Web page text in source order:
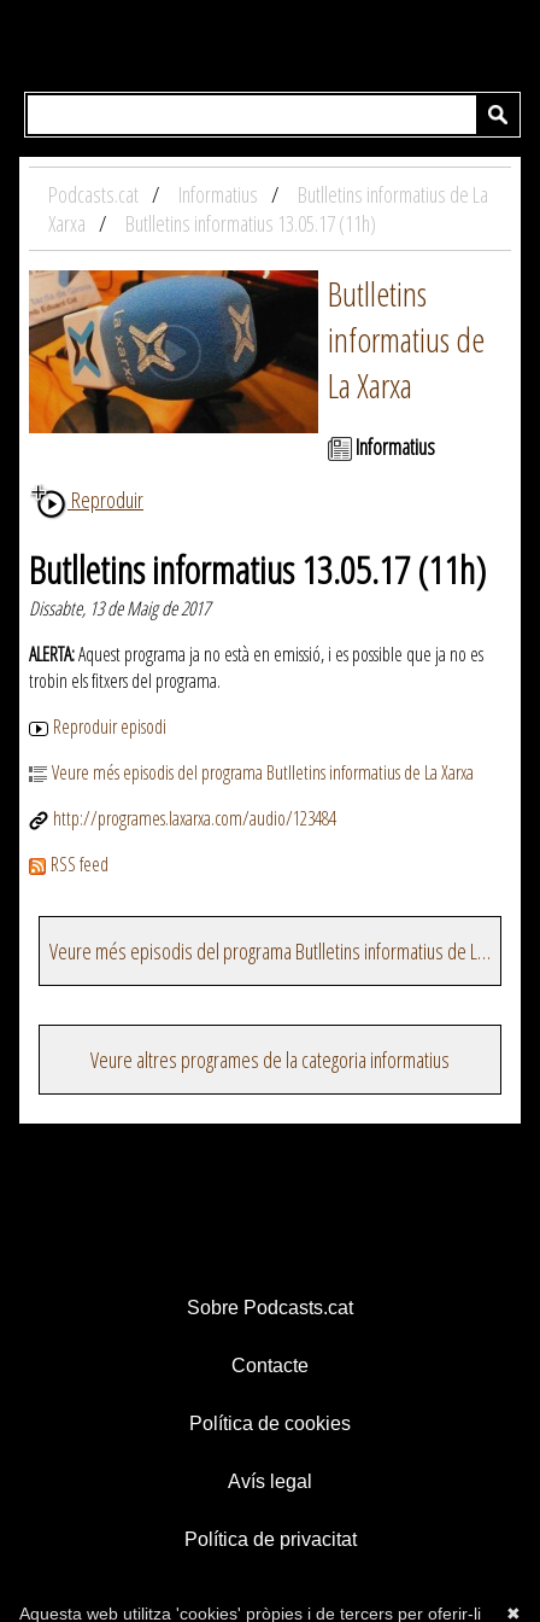
Podcasts.cat Informatius
Butlletins informatius de La
Xarxa
Butlletins informatius 13.05.17 (11h)
Butlletins
informatius de
La Xarxa
Informatius
Reproduir
Butlletins informatius 13.05.17 (11h)
Dissabte, 13 de Maig de 2017
ALERTA:Aquest programa ja no està en emissió, i es possible que ja no es
trobin els fitxers del programa.
Reproduir episodi
Veure més episodis del programa Butlletins informatius de La Xarxa
http://programes.laxarxa.com/audio/123484
RSS feed
Veure més episodis del programa Butlletins informatius de La Xarxa
Veure altres programes de la categoria informatius
Sobre Podcasts.cat
Contacte
Política de cookies
Avís legal
Política de privacitat
✖
Aquesta web utilitza 'cookies' pròpies i de tercers per oferir-li